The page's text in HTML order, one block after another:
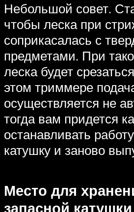
Небольшой совет.
чтобы леска при
соприкасалась с
предметами. При
леска будет
этом триммере
осуществляется не
тогда вам придется
останавливать
катушку и заново
Место для
запасной катушки